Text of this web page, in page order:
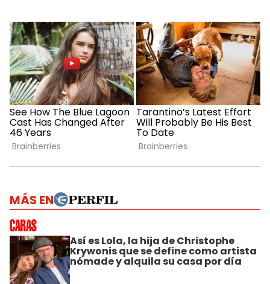
MÁS EN
Así es Lola, la hija de Christophe
Krywonis que se define como artista
nómade y alquila su casa por día